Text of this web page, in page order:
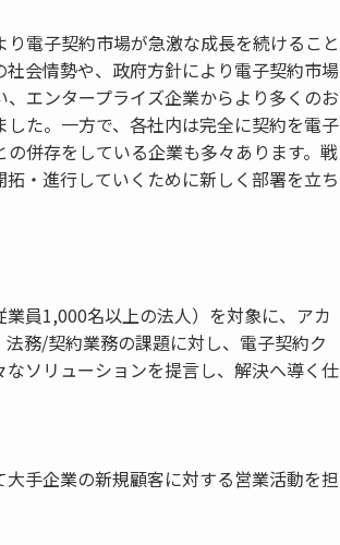
電子契約市場が急激な成長を続けること
会情勢や、政府方針により電子契約市場
エンタープライズ企業からより多くのお
た。一方で、各社内は完全に契約を電子
併存をしている企業も多々あります。戦
・進行していくために新しく部署を立ち
員1,000名以上の法人）を対象に、アカ
務/契約業務の課題に対し、電子契約ク
ソリューションを提言し、解決へ導く仕
手企業の新規顧客に対する営業活動を担